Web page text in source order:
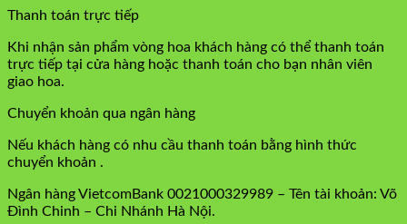
Thanh toán trực tiếp
Khi nhận sản phẩm vòng hoa khách hàng có thể thanh toán
trực tiếp tại cửa hàng hoặc thanh toán cho bạn nhân viên
giao hoa.
Chuyển khoản qua ngân hàng
Nếu khách hàng có nhu cầu thanh toán bằng hình thức
chuyển khoản .
Ngân hàng VietcomBank 0021000329989 – Tên tài khoản: Võ
Đình Chinh – Chi Nhánh Hà Nội.